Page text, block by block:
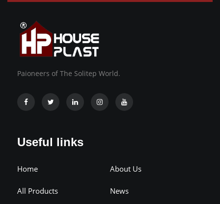
Paioneers of The Solitep World.
Useful links
Home About Us
All Products News